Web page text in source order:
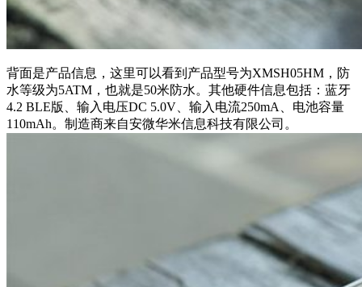
背面是产品信息，这里可以看到产品型号为XMSH05HM，防
水等级为5ATM，也就是50米防水。其他硬件信息包括：蓝牙
4.2 BLE版、输入电压DC 5.0V、输入电流250mA、电池容量
110mAh。制造商来自安微华米信息科技有限公司。